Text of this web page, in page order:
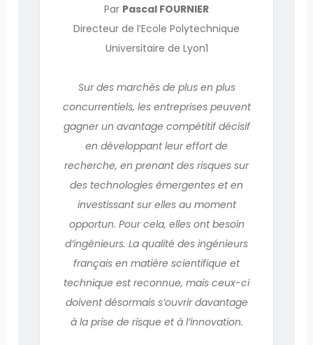
Par Pascal FOURNIER
Directeur de l’Ecole Polytechnique
Universitaire de Lyon1
Sur des marchés de plus en plus
concurrentiels, les entreprises peuvent
gagner un avantage compétitif décisif
en développant leur effort de
recherche, en prenant des risques sur
des technologies émergentes et en
investissant sur elles au moment
opportun. Pour cela, elles ont besoin
d’ingénieurs. La qualité des ingénieurs
français en matière scientifique et
technique est reconnue, mais ceux-ci
doivent désormais s’ouvrir davantage
à la prise de risque et à l’innovation.